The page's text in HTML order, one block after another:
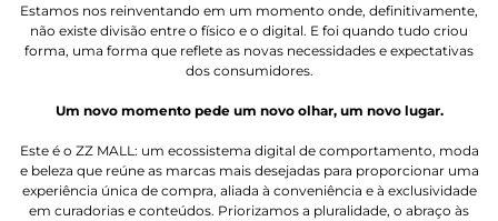
Estamos nos reinventando em um momento onde, definitivamente,
não existe divisão entre o físico e o digital. E foi quando tudo criou
forma, uma forma que reflete as novas necessidades e expectativas
dos consumidores.
Um novo momento pede um novo olhar, um novo lugar.
Este é o ZZ MALL: um ecossistema digital de comportamento, moda
e beleza que reúne as marcas mais desejadas para proporcionar uma
experiência única de compra, aliada à conveniência e à exclusividade
em curadorias e conteúdos. Priorizamos a pluralidade, o abraço às